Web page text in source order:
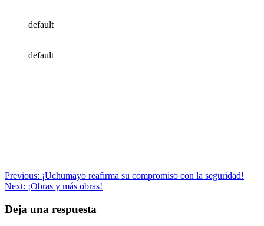
default
default
Navegación
de
entradas
Previous: ¡Uchumayo reafirma su compromiso con la seguridad!
Next: ¡Obras y más obras!
Deja una respuesta